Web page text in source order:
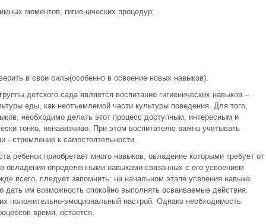
моментов, гигиенических процедур;
в свои силы(особенно в освоение новых навыков).
детского сада является воспитание гигиенических навыков –
еды, как неотъемлемой части культуры поведения. Для того,
необходимо делать этот процесс доступным, интересным и
тонко, ненавязчиво. При этом воспитателю важно учитывать
- стремление к самостоятельности.
ребенок приобретает много навыков, овладение которыми требует от
овладения определенными навыками связанных с его усвоением
всего, следует запомнить: на начальном этапе усвоения навыка
дать им возможность спокойно выполнять осваиваемые действия.
положительно-эмоциональный настрой. Однако необходимость
время, остается.